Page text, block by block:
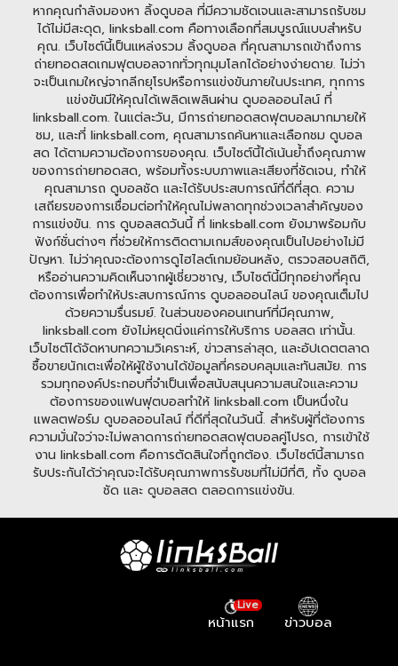
หากคุณกำลังมองหา ลิ้งดูบอล ที่มีความชัดเจนและสามารถรับชม
ได้ไม่มีสะดุด, linksball.com คือทางเลือกที่สมบูรณ์แบบสำหรับ
คุณ. เว็บไซต์นี้เป็นแหล่งรวม ลิ้งดูบอล ที่คุณสามารถเข้าถึงการ
ถ่ายทอดสดเกมฟุตบอลจากทั่วทุกมุมโลกได้อย่างง่ายดาย. ไม่ว่า
จะเป็นเกมใหญ่จากลีกยุโรปหรือการแข่งขันภายในประเทศ, ทุกการ
แข่งขันมีให้คุณได้เพลิดเพลินผ่าน ดูบอลออนไลน์ ที่
linksball.com. ในแต่ละวัน, มีการถ่ายทอดสดฟุตบอลมากมายให้
ชม, และที่ linksball.com, คุณสามารถค้นหาและเลือกชม ดูบอล
สด ได้ตามความต้องการของคุณ. เว็บไซต์นี้ได้เน้นย้ำถึงคุณภาพ
ของการถ่ายทอดสด, พร้อมทั้งระบบภาพและเสียงที่ชัดเจน, ทำให้
คุณสามารถ ดูบอลชัด และได้รับประสบการณ์ที่ดีที่สุด. ความ
เสถียรของการเชื่อมต่อทำให้คุณไม่พลาดทุกช่วงเวลาสำคัญของ
การแข่งขัน. การ ดูบอลสดวันนี้ ที่ linksball.com ยังมาพร้อมกับ
ฟังก์ชั่นต่างๆ ที่ช่วยให้การติดตามเกมส์ของคุณเป็นไปอย่างไม่มี
ปัญหา. ไม่ว่าคุณจะต้องการดูไฮไลต์เกมย้อนหลัง, ตรวจสอบสถิติ,
หรืออ่านความคิดเห็นจากผู้เชี่ยวชาญ, เว็บไซต์นี้มีทุกอย่างที่คุณ
ต้องการเพื่อทำให้ประสบการณ์การ ดูบอลออนไลน์ ของคุณเต็มไป
ด้วยความรื่นรมย์. ในส่วนของคอนเทนท์ที่มีคุณภาพ,
linksball.com ยังไม่หยุดนิ่งแค่การให้บริการ บอลสด เท่านั้น.
เว็บไซต์ได้จัดหาบทความวิเคราะห์, ข่าวสารล่าสุด, และอัปเดตตลาด
ซื้อขายนักเตะเพื่อให้ผู้ใช้งานได้ข้อมูลที่ครอบคลุมและทันสมัย. การ
รวมทุกองค์ประกอบที่จำเป็นเพื่อสนับสนุนความสนใจและความ
ต้องการของแฟนฟุตบอลทำให้ linksball.com เป็นหนึ่งใน
แพลตฟอร์ม ดูบอลออนไลน์ ที่ดีที่สุดในวันนี้. สำหรับผู้ที่ต้องการ
ความมั่นใจว่าจะไม่พลาดการถ่ายทอดสดฟุตบอลคู่โปรด, การเข้าใช้
งาน linksball.com คือการตัดสินใจที่ถูกต้อง. เว็บไซต์นี้สามารถ
รับประกันได้ว่าคุณจะได้รับคุณภาพการรับชมที่ไม่มีที่ติ, ทั้ง ดูบอล
ชัด และ ดูบอลสด ตลอดการแข่งขัน.
ข่าวบอล
Live
หน้าแรก